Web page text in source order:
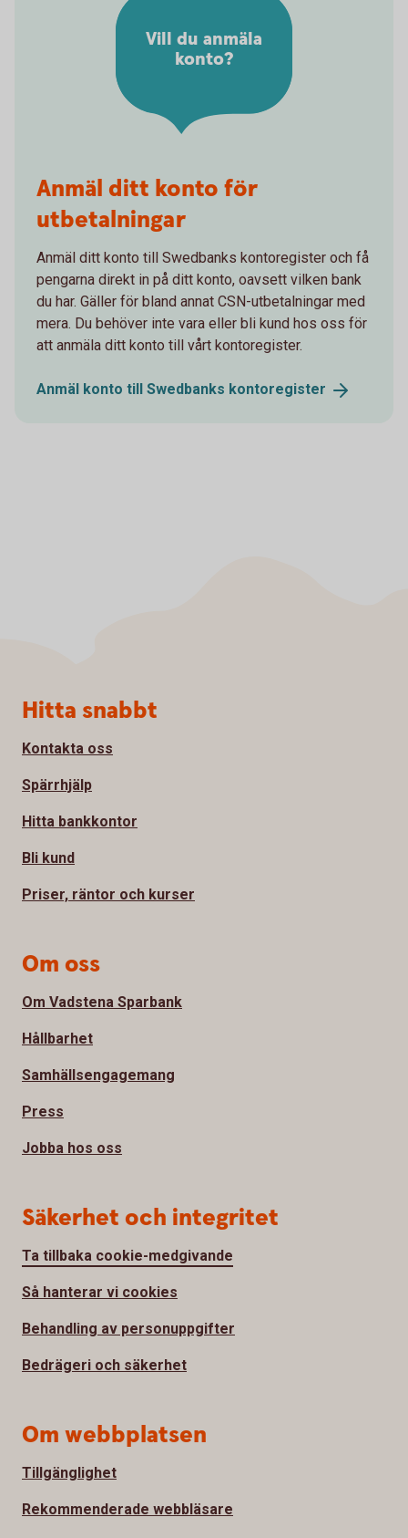
Vill du anmäla
konto?
Anmäl ditt konto för
utbetalningar
Anmäl ditt konto till Swedbanks kontoregister och få
pengarna direkt in på ditt konto, oavsett vilken bank
du har. Gäller för bland annat CSN-utbetalningar med
mera. Du behöver inte vara eller bli kund hos oss för
att anmäla ditt konto till vårt kontoregister.
Anmäl konto till Swedbanks kontoregister
Sidfot
Hitta snabbt
Kontakta oss
Spärrhjälp
Hitta bankkontor
Bli kund
Priser, räntor och kurser
Om oss
Om Vadstena Sparbank
Hållbarhet
Samhällsengagemang
Press
Jobba hos oss
Säkerhet och integritet
Ta tillbaka cookie-medgivande
Så hanterar vi cookies
Behandling av personuppgifter
Bedrägeri och säkerhet
Om webbplatsen
Tillgänglighet
Rekommenderade webbläsare